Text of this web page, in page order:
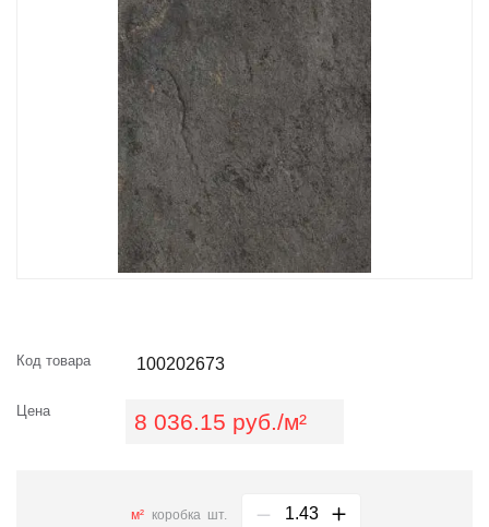
Код товара 100202673
Цена 8 036.15 руб./м²
м² коробка шт.